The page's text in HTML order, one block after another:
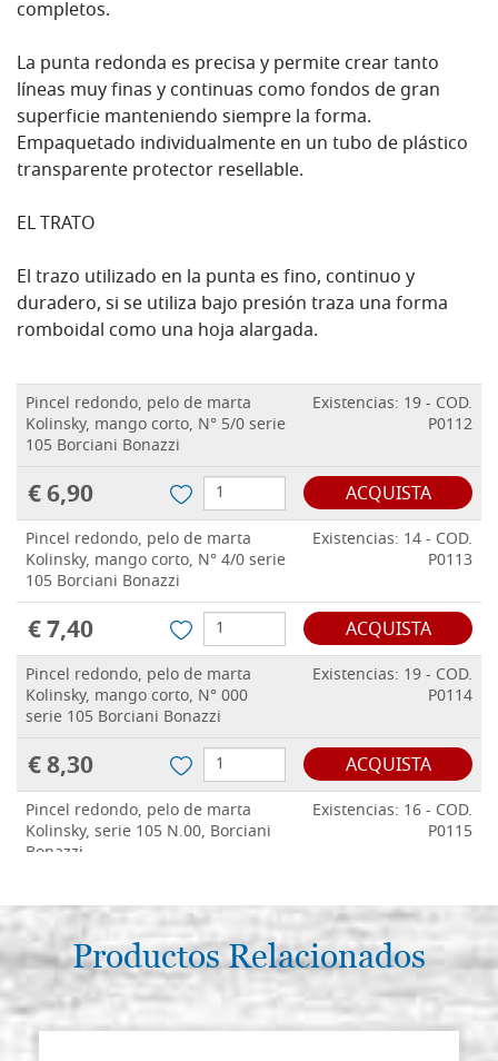
completos.
La punta redonda es precisa y permite crear tanto
líneas muy finas y continuas como fondos de gran
superficie manteniendo siempre la forma.
Empaquetado individualmente en un tubo de plástico
transparente protector resellable.
EL TRATO
El trazo utilizado en la punta es fino, continuo y
duradero, si se utiliza bajo presión traza una forma
romboidal como una hoja alargada.
Pincel redondo, pelo de marta
Kolinsky, mango corto, N° 5/0 serie
105 Borciani Bonazzi
Existencias: 19 - COD.
P0112
€ 6,90 ACQUISTA
Pincel redondo, pelo de marta
Kolinsky, mango corto, N° 4/0 serie
105 Borciani Bonazzi
Existencias: 14 - COD.
P0113
€ 7,40 ACQUISTA
Pincel redondo, pelo de marta
Kolinsky, mango corto, N° 000
serie 105 Borciani Bonazzi
Existencias: 19 - COD.
P0114
€ 8,30 ACQUISTA
Pincel redondo, pelo de marta
Kolinsky, serie 105 N.00, Borciani
Bonazzi
Existencias: 16 - COD.
P0115
€ 9,00 ACQUISTA
Pincel redondo, pelo de marta
Kolinsky, serie 105 N.0, Borciani
Bonazzi
Existencias: 18 - COD.
P0116
€ 9,20 ACQUISTA
Productos Relacionados